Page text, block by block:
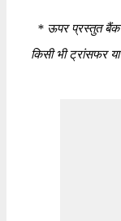
*ऊपर प्रस्तुत बैंक
किसी भी ट्रांसफर